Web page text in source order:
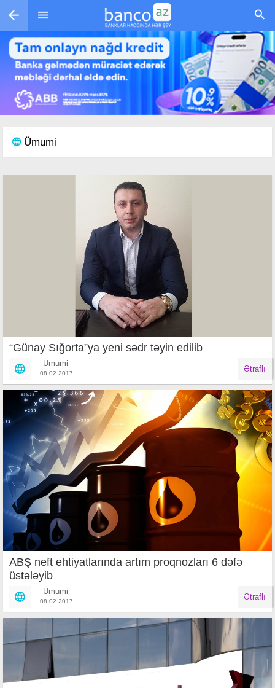
Skip to main content
Ümumi
“Günay Sığorta”ya yeni sədr təyin edilib
Ümumi
08.02.2017 Ətraflı
ABŞ neft ehtiyatlarında artım proqnozları 6 dəfə
üstələyib
Ümumi
08.02.2017 Ətraflı